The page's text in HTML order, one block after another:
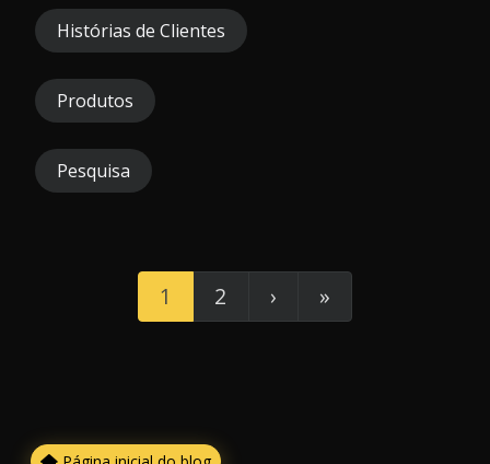
Histórias de Clientes
Produtos
Pesquisa
1 2 › »